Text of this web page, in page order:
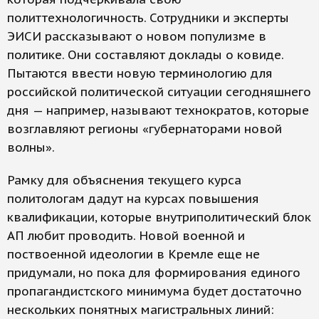
политтехнологичность. Сотрудники и эксперты
ЭИСИ рассказывают о новом популизме в
политике. Они составляют доклады о ковиде.
Пытаются ввести новую терминологию для
российской политической ситуации сегодняшнего
дня — например, называют технократов, которые
возглавляют регионы «губернаторами новой
волны».
Рамку для объяснения текущего курса
политологам дадут на курсах повышения
квалификации, которые внутриполитический блок
АП любит проводить. Новой военной и
поствоенной идеологии в Кремле еще не
придумали, но пока для формирования единого
пропагандистского минимума будет достаточно
нескольких понятных магистральных линий: